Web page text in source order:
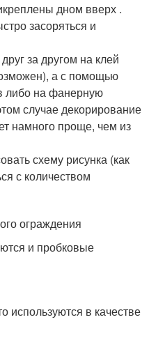
дном вверх .
засоряться и
за другом на клей
а с помощью
либо на фанерную
случае декорирование
намного проще, чем из
схему рисунка (как
с количеством
ограждения
и пробковые
используются в качестве